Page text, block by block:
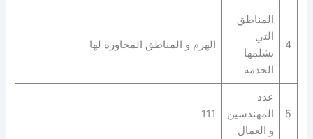
4
المناطق
التي
تشلمها
الخدمة
الهرم و المناطق المجاورة لها
5
عدد
المهندسين
و العمال
111